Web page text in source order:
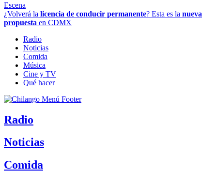
Escena
¿Volverá la licencia de conducir permanente? Esta es la nueva
propuesta en CDMX
Radio
Noticias
Comida
Música
Cine y TV
Qué hacer
Radio
Noticias
Comida